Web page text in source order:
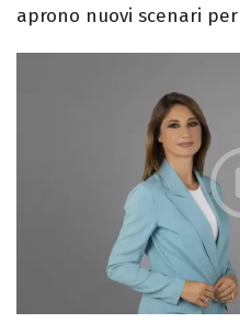
aprono nuovi scenari